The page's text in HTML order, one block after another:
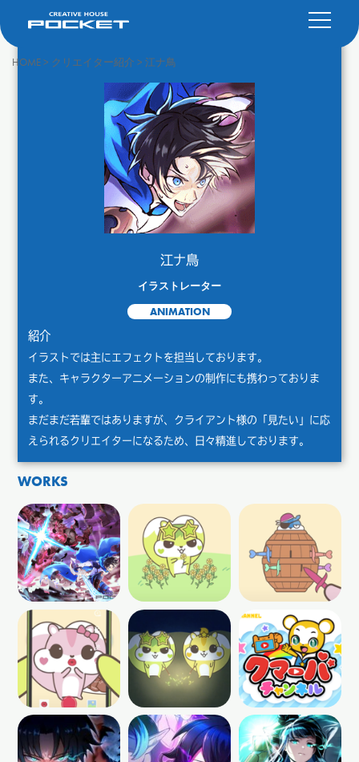
HOME> クリエイター紹介 > 江ナ鳥
江ナ鳥
イラストレーター
ANIMATION
紹介
イラストでは主にエフェクトを担当しております。
また、キャラクターアニメーションの制作にも携わっておりま
す。
まだまだ若輩ではありますが、クライアント様の「見たい」に応
えられるクリエイターになるため、日々精進しております。
WORKS